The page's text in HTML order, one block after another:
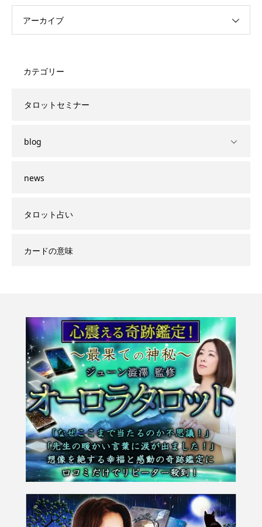
アーカイブ
カテゴリー
タロットセミナー
blog
news
タロット占い
カードの意味